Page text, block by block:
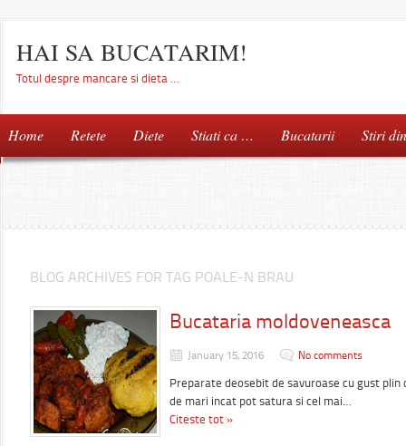
HAI SA BUCATARIM!
Totul despre mancare si dieta …
Home Retete Diete Stiati ca … Bucatarii Stiri
BLOG ARCHIVES FOR TAG POALE-N BRAU
Bucataria moldoveneasca
January 15, 2016 No comments
Preparate deosebit de savuroase cu gust
de mari incat pot satura si cel mai…
Citeste tot »